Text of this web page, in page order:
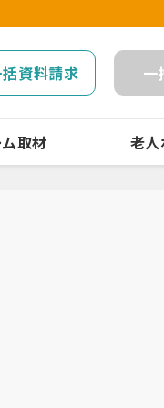
資料請求 一
取材 老